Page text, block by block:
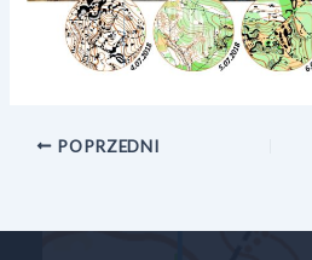
POPRZEDNI